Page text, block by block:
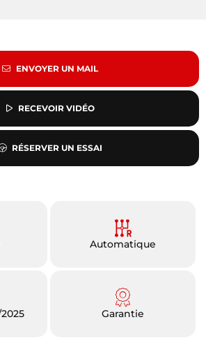
ENVOYER UN MAIL
RECEVOIR VIDÉO
RÉSERVER UN ESSAI
Automatique
Garantie